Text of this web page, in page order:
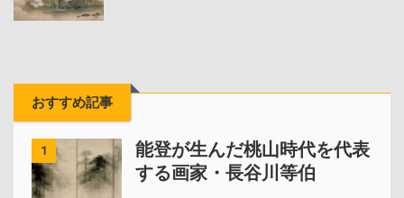
おすすめ記事
1
能登が生んだ桃山時代を代表
する画家・長谷川等伯